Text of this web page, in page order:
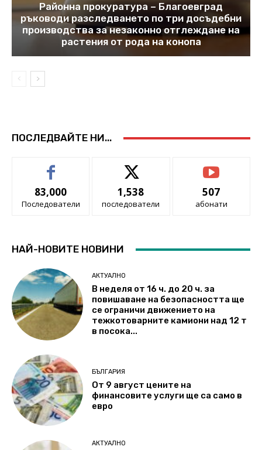
Районна прокуратура – Благоевград
ръководи разследването по три досъдебни
производства за незаконно отглеждане на
растения от рода на конопа
ПОСЛЕДВАЙТЕ НИ...
83,000
Последователи
1,538
последователи
507
абонати
НАЙ-НОВИТЕ НОВИНИ
АКТУАЛНО
В неделя от 16 ч. до 20 ч. за
повишаване на безопасността ще
се ограничи движението на
тежкотоварните камиони над 12 т
в посока...
БЪЛГАРИЯ
От 9 август цените на
финансовите услуги ще са само в
евро
АКТУАЛНО